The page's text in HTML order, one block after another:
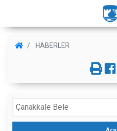
HABERLER